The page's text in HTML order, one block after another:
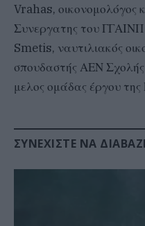
Vrahas, οικονομολόγος
Συνεργατης του
Smetis, ναυτιλιακός
σπουδαστής ΑΕΝ
μελος ομάδας έργου
ΣΥΝΕΧΊΣΤΕ ΝΑ